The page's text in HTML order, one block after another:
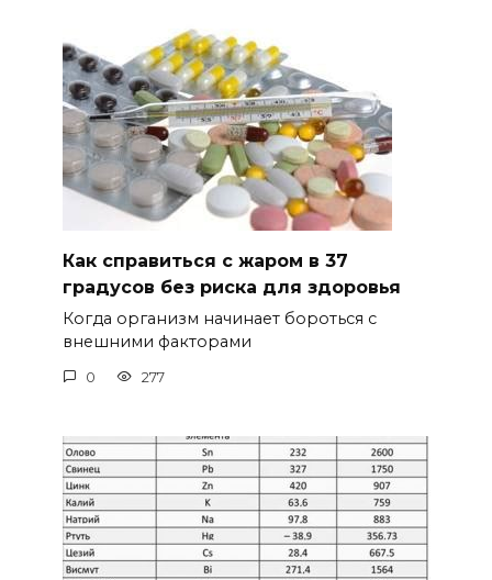
Как справиться с жаром в 37
градусов без риска для здоровья
Когда организм начинает бороться с
внешними факторами
0 277